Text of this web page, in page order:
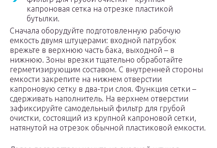
капроновая сетка на отрезке пластикой
бутылки.
Сначала оборудуйте подготовленную рабочую
емкость двумя штуцерами: входной патрубок
врежьте в верхнюю часть бака, выходной – в
нижнюю. Зоны врезки тщательно обработайте
герметизирующим составом. С внутренней стороны
емкости закрепите на нижнем отверстии
капроновую сетку в два-три слоя. Функция сетки –
сдерживать наполнитель. На верхнем отверстии
зафиксируйте самодельный фильтр для грубой
очистки, состоящий из крупной капроновой сетки,
натянутой на отрезок обычной пластиковой емкости.